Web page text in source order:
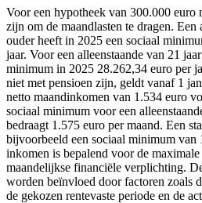
Voor een hypotheek van 300.000
zijn om de maandlasten te dragen. Een
ouder heeft in 2025 een sociaal
jaar. Voor een alleenstaande van 21
minimum in 2025 28.262,34 euro per
niet met pensioen zijn, geldt vanaf 1
netto maandinkomen van 1.534 euro
sociaal minimum voor een
bedraagt 1.575 euro per maand. Een
bijvoorbeeld een sociaal minimum
inkomen is bepalend voor de
maandelijkse financiële verplichting.
worden beïnvloed door factoren zoals
de gekozen rentevaste periode en de